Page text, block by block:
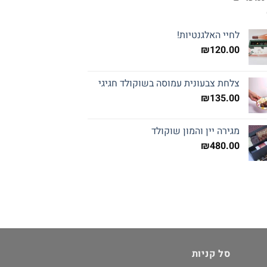
לחיי האלגנטיות!
₪120.00
צלחת צבעונית עמוסה בשוקולד חגיגי
₪135.00
מגירה יין והמון שוקולד
₪480.00
סל קניות